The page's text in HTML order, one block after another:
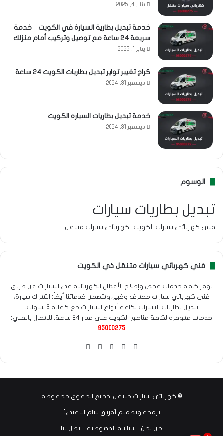
يناير 4, 2025
خدمة تبديل بطارية السيارة في الكويت – خدمة
سريعة 24 ساعة مع توصيل وتركيب أمام منزلك
يناير 1, 2025
كراج تغيير تواير تبديل بطاريات الكويت 24 ساعة
ديسمبر 31, 2024
خدمة تبديل بطاريات السياره الكويت
ديسمبر 31, 2024
الوسوم
تبديل بطاريات سيارات
فني كهربائي سيارات الكويت كهربائي سيارات متنقل
فني كهربائي سيارات متنقل في الكويت
نوفر كافة خدمات فحص وإصلاح الأعطال الكهربائية في السيارات عن طريق
فني كهربائي سيارات محترف وخبير، وتتضمن خدماتنا أيضاً: اشتراك سيارة،
تبديل بطاريات السيارات لكافة أنواع السيارات مع كفالة 3 سنوات.
خدماتنا متوفرة لكافة مناطق الكويت على مدار 24 ساعة. للاتصال بالفني:
95000275
فيسبوك
‫X انستقرام
واتساب
© كهربائي سيارات متنقل. جميع الحقوق محفوظة
برمجة وتصميم [فريق شام التقني]
من نحن سياسة الخصوصية اتصل بنا